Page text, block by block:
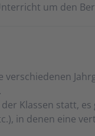
um den
Klas­sen statt,
in den­en eine